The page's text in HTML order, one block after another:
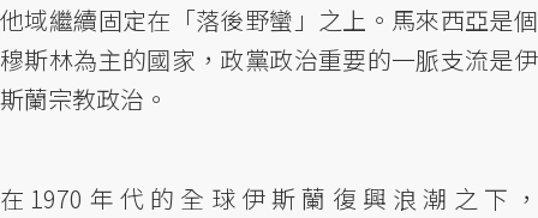
他域繼續固定在「落後野蠻」之上。馬來西亞是個
穆斯林為主的國家，政黨政治重要的一脈支流是伊
斯蘭宗教政治。
在1970年代的全球伊斯蘭復興浪潮之下，